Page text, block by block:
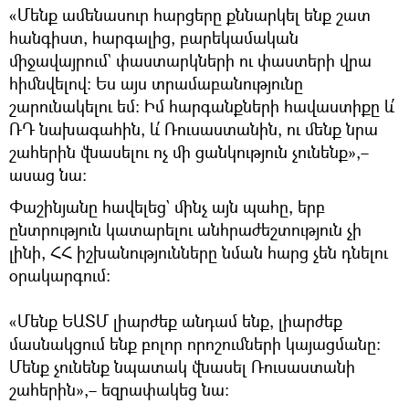
«Մենք ամենասուր հարցերը քննարկել ենք շատ
հանգիստ, հարգալից, բարեկամական
միջավայրում` փաստարկների ու փաստերի վրա
հիմնվելով։ Ես այս տրամաբանությունը
շարունակելու եմ։ Իմ հարգանքների հավաստիքը և՛
ՌԴ նախագահին, և՛ Ռուսաստանին, ու մենք նրա
շահերին վնասելու ոչ մի ցանկություն չունենք»,–
ասաց նա։
Փաշինյանը հավելեց` մինչ այն պահը, երբ
ընտրություն կատարելու անհրաժեշտություն չի
լինի, ՀՀ իշխանությունները նման հարց չեն դնելու
օրակարգում։
«Մենք ԵԱՏՄ լիարժեք անդամ ենք, լիարժեք
մասնակցում ենք բոլոր որոշումների կայացմանը։
Մենք չունենք նպատակ վնասել Ռուսաստանի
շահերին»,– եզրափակեց նա։